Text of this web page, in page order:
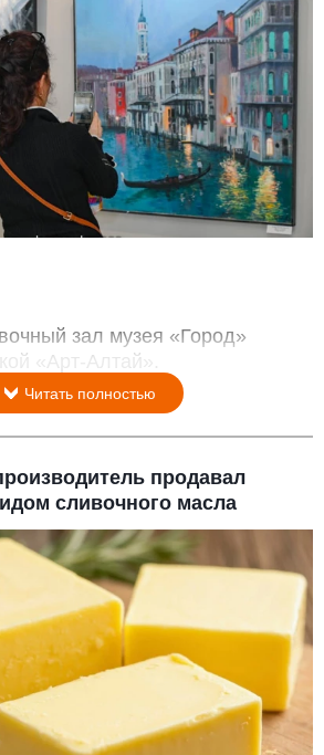
зал музея «Город»
«Арт-Алтай».
Читать полностью
продавал
сливочного масла